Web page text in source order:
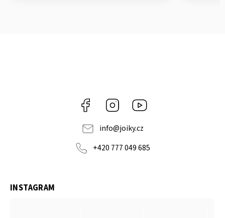
Facebook Instagram
info@joiky.cz
+420 777 049 685
INSTAGRAM